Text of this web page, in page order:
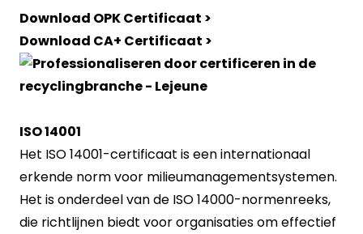
Download OPK Certificaat >
Download CA+ Certificaat >
ISO 14001
Het ISO 14001-certificaat is een internationaal
erkende norm voor milieumanagementsystemen.
Het is onderdeel van de ISO 14000-normenreeks,
die richtlijnen biedt voor organisaties om effectief